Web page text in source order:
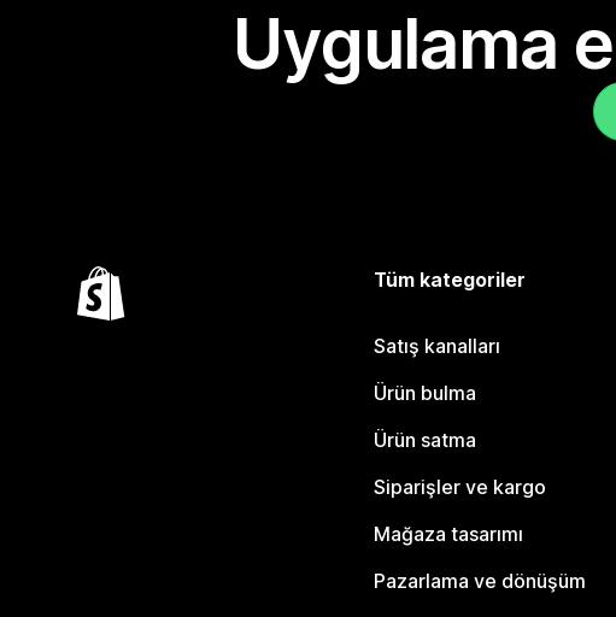
Uygulama
Tüm kategoriler
Satış kanalları
Ürün bulma
Ürün satma
Siparişler ve kargo
Mağaza tasarımı
Pazarlama ve dönüşüm